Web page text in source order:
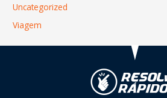
Uncategorized
Viagem